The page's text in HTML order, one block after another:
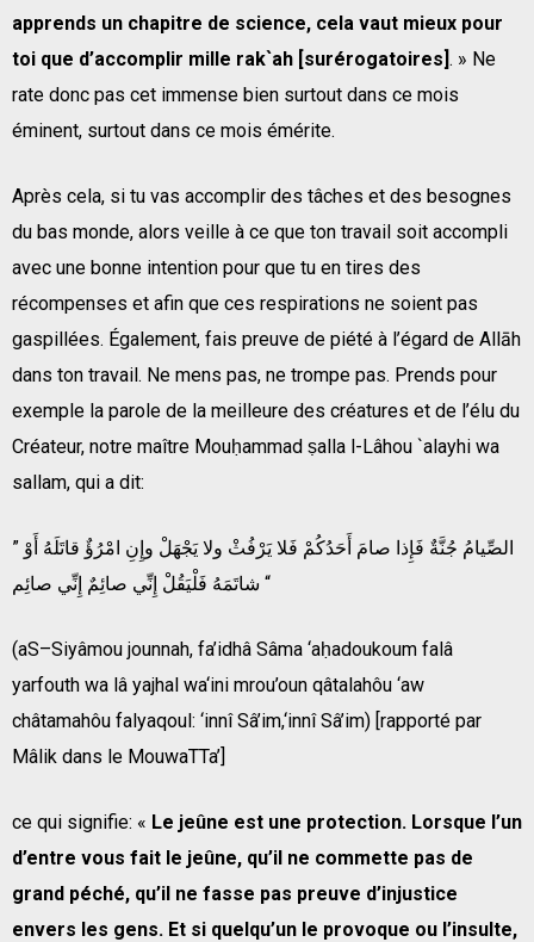
apprends un chapitre de science, cela vaut mieux pour
toi que d’accomplir mille rak`ah [surérogatoires]. » Ne
rate donc pas cet immense bien surtout dans ce mois
éminent, surtout dans ce mois émérite.
Après cela, si tu vas accomplir des tâches et des besognes
du bas monde, alors veille à ce que ton travail soit accompli
avec une bonne intention pour que tu en tires des
récompenses et afin que ces respirations ne soient pas
gaspillées. Également, fais preuve de piété à l’égard de Allāh
dans ton travail. Ne mens pas, ne trompe pas. Prends pour
exemple la parole de la meilleure des créatures et de l’élu du
Créateur, notre maître Mouḥammad ṣalla l-Lâhou `alayhi wa
sallam, qui a dit:
” الصِّيامُ جُنَّةٌ فَإِذا صامَ أَحَدُكُمْ فَلا يَرْفُثْ ولا يَجْهَلْ وإِنِ امْرُؤٌ قاتَلَهُ أَوْ
شاتَمَهُ فَلْيَقُلْ إِنِّي صائِمٌ إِنِّي صائِم “
(aS–Siyâmou jounnah, fa’idhâ Sâma ‘aḥadoukoum falâ
yarfouth wa lâ yajhal wa‘ini mrou’oun qâtala­hôu ‘aw
châtamahôu falyaqoul: ‘innî Sâ’im,‘innî Sâ’im) [rapporté par
Mâlik dans le MouwaTTa’]
ce qui signifie: « Le jeûne est une protection. Lorsque l’un
d’entre vous fait le jeûne, qu’il ne commette pas de
grand péché, qu’il ne fasse pas preuve d’injustice
envers les gens. Et si quelqu’un le provoque ou l’insulte,